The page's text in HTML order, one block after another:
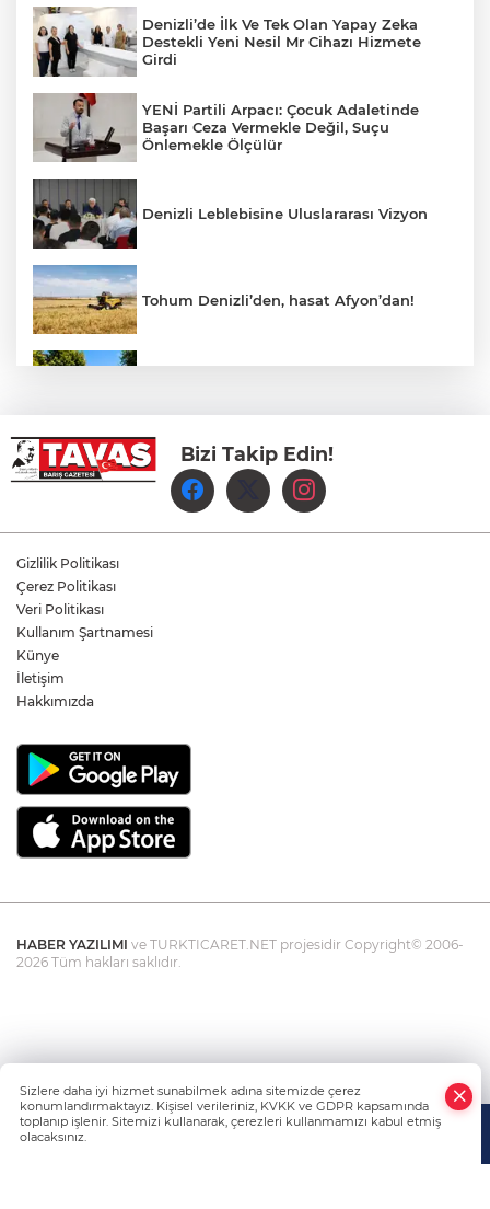
Denizli’de İlk Ve Tek Olan Yapay Zeka
Destekli Yeni Nesil Mr Cihazı Hizmete
Girdi
YENİ Partili Arpacı: Çocuk Adaletinde
Başarı Ceza Vermekle Değil, Suçu
Önlemekle Ölçülür
Denizli Leblebisine Uluslararası Vizyon
Tohum Denizli’den, hasat Afyon’dan!
Yukatel Denizli Basket’in Süper Lig
Serüveni Aliağa’da Başlıyor
Çameli’de Festival Coşkusu Yatırımların
Bizi Takip Edin!
Gizlilik Politikası
Çerez Politikası
Veri Politikası
Kullanım Şartnamesi
Künye
İletişim
Hakkımızda
HABER YAZILIMI ve TURKTICARET.NET projesidir Copyright© 2006-
2026 Tüm hakları saklıdır.
Sizlere daha iyi hizmet sunabilmek adına sitemizde çerez
konumlandırmaktayız. Kişisel verileriniz, KVKK ve GDPR kapsamında
toplanıp işlenir. Sitemizi kullanarak, çerezleri kullanmamızı kabul etmiş
olacaksınız.